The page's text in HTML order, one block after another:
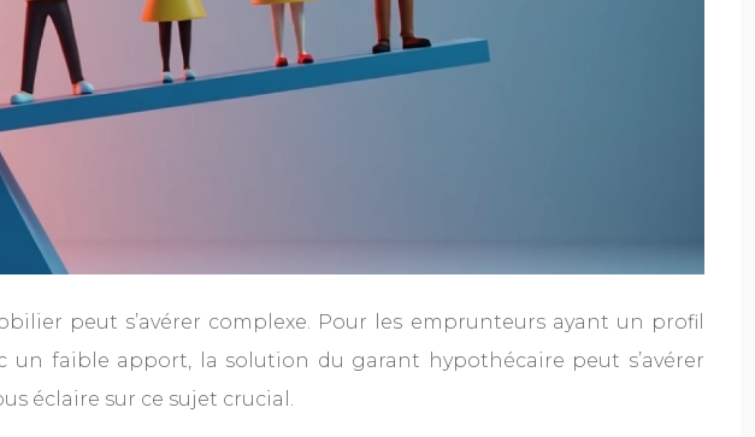
peut s’avérer complexe. Pour les emprunteurs ayant un profil
un faible apport, la solution du garant hypothécaire peut s’avérer
éclaire sur ce sujet crucial.